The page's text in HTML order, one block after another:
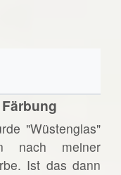
"Wüstenglas"
nach meiner
Ist das dann